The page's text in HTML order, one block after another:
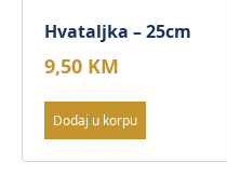
Hvataljka – 25cm
9,50 KM
Dodaj u korpu